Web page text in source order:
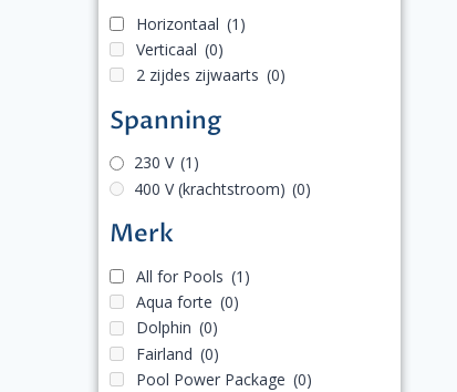
Horizontaal (1)
Verticaal (0)
2 zijdes zijwaarts (0)
Spanning
230 V (1)
400 V (krachtstroom) (0)
Merk
All for Pools (1)
Aqua forte (0)
Dolphin (0)
Fairland (0)
Pool Power Package (0)